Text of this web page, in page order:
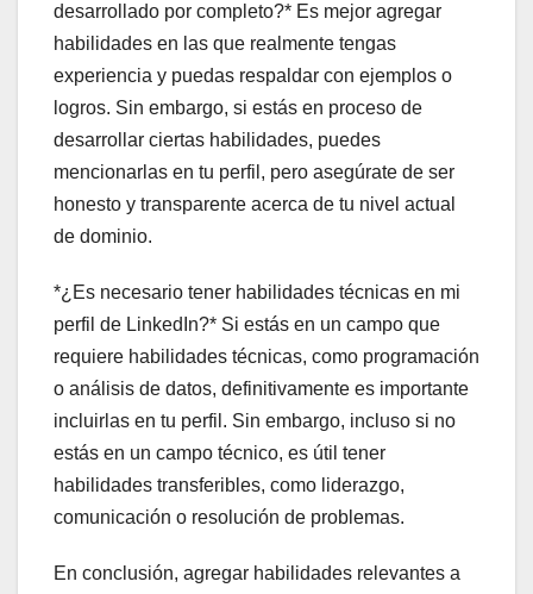
desarrollado por completo?* Es mejor agregar
habilidades en las que realmente tengas
experiencia y puedas respaldar con ejemplos o
logros. Sin embargo, si estás en proceso de
desarrollar ciertas habilidades, puedes
mencionarlas en tu perfil, pero asegúrate de ser
honesto y transparente acerca de tu nivel actual
de dominio.
*¿Es necesario tener habilidades técnicas en mi
perfil de LinkedIn?* Si estás en un campo que
requiere habilidades técnicas, como programación
o análisis de datos, definitivamente es importante
incluirlas en tu perfil. Sin embargo, incluso si no
estás en un campo técnico, es útil tener
habilidades transferibles, como liderazgo,
comunicación o resolución de problemas.
En conclusión, agregar habilidades relevantes a